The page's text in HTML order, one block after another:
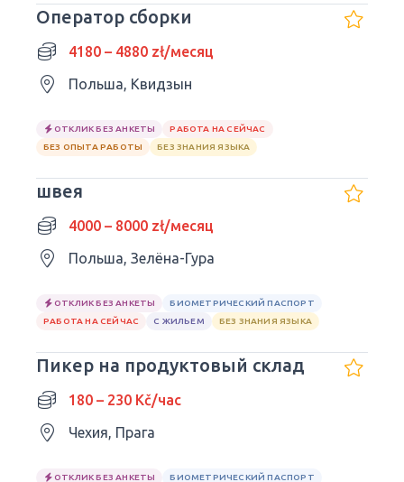
Оператор сборки
4180 – 4880 zł/месяц
Польша, Квидзын
ОТКЛИК БЕЗ АНКЕТЫ
РАБОТА НА СЕЙЧАС
БЕЗ ОПЫТА РАБОТЫ
БЕЗ ЗНАНИЯ ЯЗЫКА
швея
4000 – 8000 zł/месяц
Польша, Зелёна-Гура
ОТКЛИК БЕЗ АНКЕТЫ
БИОМЕТРИЧЕСКИЙ ПАСПОРТ
РАБОТА НА СЕЙЧАС
С ЖИЛЬЕМ БЕЗ ЗНАНИЯ ЯЗЫКА
Пикер на продуктовый склад
180 – 230 Kč/час
Чехия, Прага
ОТКЛИК БЕЗ АНКЕТЫ
БИОМЕТРИЧЕСКИЙ ПАСПОРТ